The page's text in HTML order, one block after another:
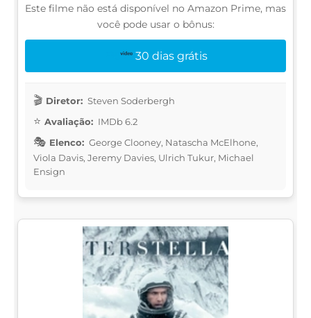
Este filme não está disponível no Amazon Prime, mas
você pode usar o bônus:
30 dias grátis
Diretor: Steven Soderbergh
Avaliação: IMDb 6.2
Elenco: George Clooney, Natascha McElhone,
Viola Davis, Jeremy Davies, Ulrich Tukur, Michael
Ensign